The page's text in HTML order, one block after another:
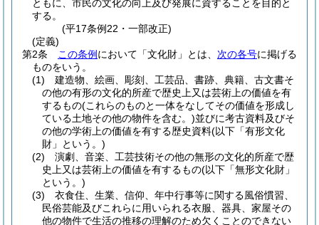
ともに、市民の文化の向上及び発展に資することを目的と
する。
(平17条例22・一部改正)
(定義)
第2条
この条例 において「文化財」とは、 次の各号に掲げる
ものをいう。
(1)
建造物、絵画、彫刻、工芸品、書跡、典籍、古文書そ
の他の有形の文化的所産で歴史上又は芸術上の価値を有
するもの(これらのものと一体をなしてその価値を形成し
ている土地その他の物件を含む。)並びに考古資料及びそ
の他の学術上の価値を有する歴史資料(以下「有形文化
財」という。)
(2)
演劇、音楽、工芸技術その他の無形の文化的所産で歴
史上又は芸術上の価値を有するもの(以下「無形文化財」
という。)
(3)
衣食住、生業、信仰、年中行事等に関する風俗慣習、
民俗芸能及びこれらに用いられる衣服、器具、家屋その
他の物件で生活の推移の理解のため欠くことのできない